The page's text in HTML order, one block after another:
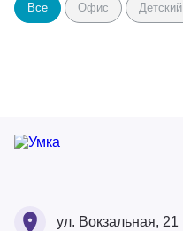
Партнерам
Все Офис
ул. Вокзальная, 21
Ваш номер